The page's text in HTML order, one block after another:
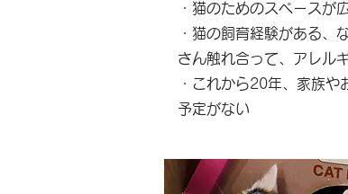
・猫のためのスペースが
・猫の飼育経験がある、
さん触れ合って、アレル
・これから20年、家族
予定がない